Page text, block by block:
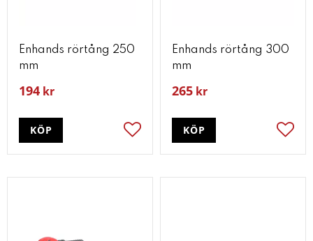
Enhands rörtång 250
mm
194 kr
Lägg till i favoriter
KÖP
Enhands rörtång 300
mm
265 kr
KÖP